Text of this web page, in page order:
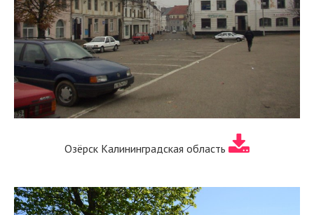
Озёрск Калининградская область